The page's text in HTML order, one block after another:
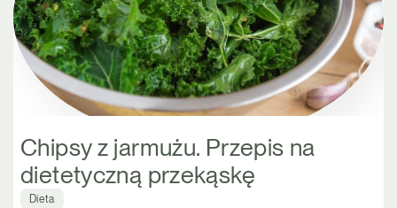
Chipsy z jarmużu. Przepis na
dietetyczną przekąskę
Dieta